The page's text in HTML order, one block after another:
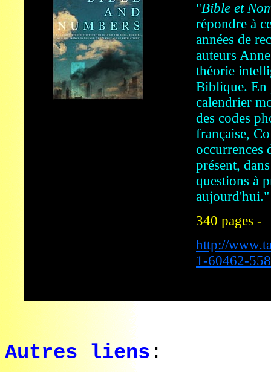
"Bible et
répondre à
années de
auteurs
théorie
Biblique. En
calendrier
des codes
française,
occurrences
présent,
questions à
aujourd'hui."
340 pages -
http://
1-60462-
Autres liens :